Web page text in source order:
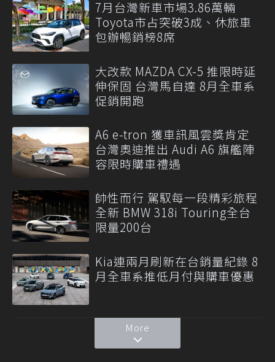
7月台灣新車市場3.86萬輛
Toyota市占突破3成、休旅車
包辦暢銷榜8席
大改款 MAZDA CX-5 推限時延
伸保固 台灣馬自達 8月全車系
促銷開跑
A6 e-tron 獲車訊風雲獎肯定
台灣奧迪推出 Audi A6 旗艦陣
容限時購車禮遇
帥性而行 駕馭每一段精彩旅程
全新 BMW 318i Touring全台
限量200台
Kia連兩月刷新在台銷量紀錄 8
月全車系推低月付與購車優惠
More